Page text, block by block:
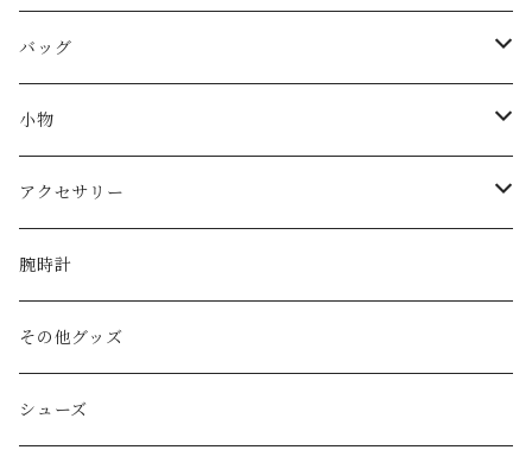
FENDI
miu miu
Martin Margiela
Yves Saint Laurent
GAULTIER
HYSTERIC GLAMOUR
バッグ
ショルダーバッグ
ハンド/トートバッグ
リュック
その他バッグ
小物
帽子
ベルト
財布
キーケース
アクセサリー
ネックレス
ブレスレット
リング
腕時計
その他グッズ
シューズ